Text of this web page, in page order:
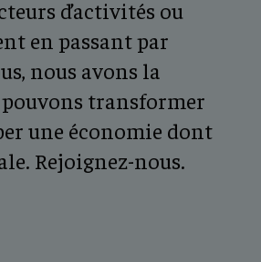
d’activités ou
en passant par
nous avons la
pouvons transformer
une économie dont
Rejoignez-nous.